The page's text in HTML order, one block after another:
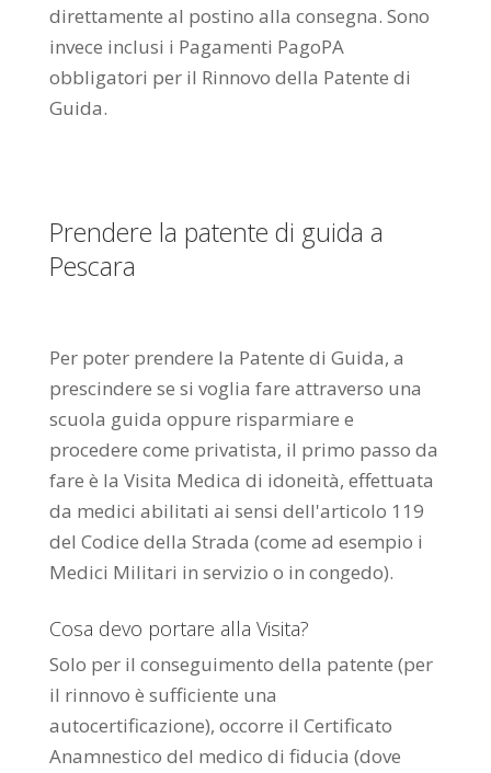
direttamente al postino alla consegna. Sono
invece inclusi i Pagamenti PagoPA
obbligatori per il Rinnovo della Patente di
Guida.
Prendere la patente di guida a
Pescara
Per poter prendere la Patente di Guida, a
prescindere se si voglia fare attraverso una
scuola guida oppure risparmiare e
procedere come privatista, il primo passo da
fare è la Visita Medica di idoneità, effettuata
da medici abilitati ai sensi dell'articolo 119
del Codice della Strada (come ad esempio i
Medici Militari in servizio o in congedo).
Cosa devo portare alla Visita?
Solo per il conseguimento della patente (per
il rinnovo è sufficiente una
autocertificazione), occorre il Certificato
Anamnestico del medico di fiducia (dove